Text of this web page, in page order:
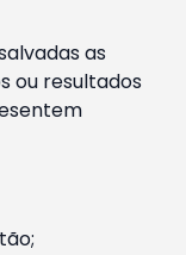
as
ou resultados